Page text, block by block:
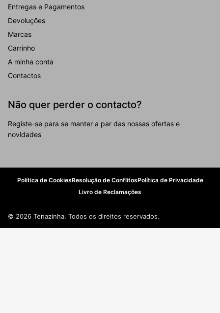
Entregas e Pagamentos
Devoluções
Marcas
Carrinho
A minha conta
Contactos
Não quer perder o contacto?
Registe-se para se manter a par das nossas ofertas e
novidades
Política de CookiesResolução de ConflitosPolítica de Privacidade
Livro de Reclamações
© 2026 Tenazinha. Todos os direitos reservados.